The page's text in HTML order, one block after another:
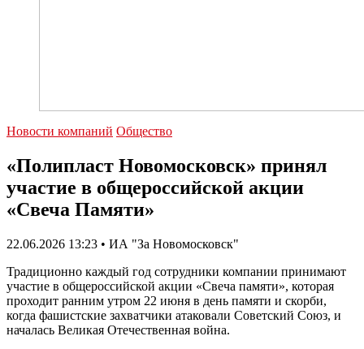
Новости компаний Общество
«Полипласт Новомосковск» принял
участие в общероссийской акции
«Свеча Памяти»
22.06.2026 13:23 • ИА "За Новомосковск"
Традиционно каждый год сотрудники компании принимают
участие в общероссийской акции «Свеча памяти», которая
проходит ранним утром 22 июня в день памяти и скорби,
когда фашистские захватчики атаковали Советский Союз, и
началась Великая Отечественная война.